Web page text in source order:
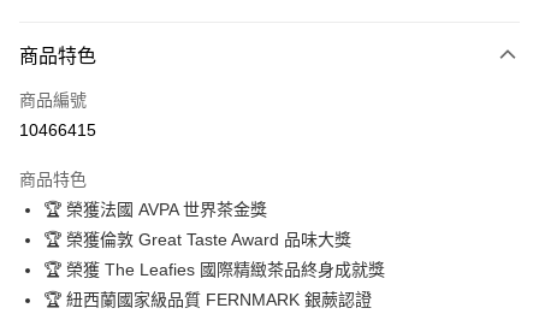
信用卡一次付款
超商取貨付款
運送方式
全家取貨付款
每筆NT$100，滿NT$3,000(含以上)免運費
商品特色
商品編號
10466415
商品特色
🏆 榮獲法國 AVPA 世界茶金獎
🏆 榮獲倫敦 Great Taste Award 品味大獎
🏆 榮獲 The Leafies 國際精緻茶品終身成就獎
🏆 紐西蘭國家級品質 FERNMARK 銀蕨認證